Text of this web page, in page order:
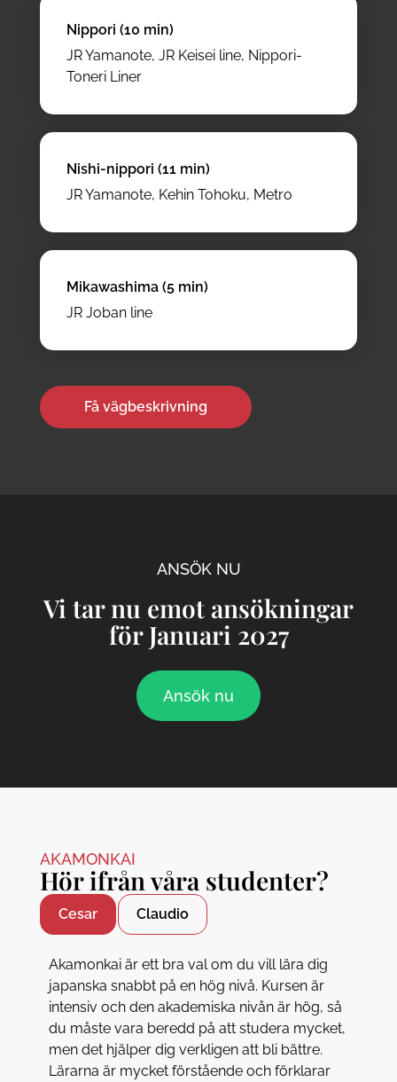
Nippori (10 min)
JR Yamanote, JR Keisei line, Nippori-
Toneri Liner
Nishi-nippori (11 min)
JR Yamanote, Kehin Tohoku, Metro
Mikawashima (5 min)
JR Joban line
Få vägbeskrivning
ANSÖK NU
Vi tar nu emot ansökningar
för Januari 2027
Ansök nu
AKAMONKAI
Hör ifrån våra studenter?
Cesar Claudio
Akamonkai är ett bra val om du vill lära dig
japanska snabbt på en hög nivå. Kursen är
intensiv och den akademiska nivån är hög, så
du måste vara beredd på att studera mycket,
men det hjälper dig verkligen att bli bättre.
Lärarna är mycket förstående och förklarar